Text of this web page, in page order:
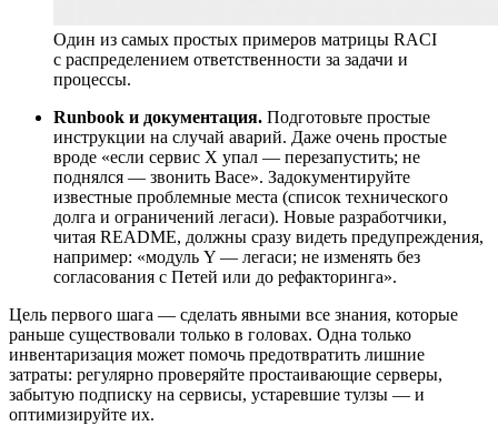
Один из самых простых примеров матрицы RACI
с распределением ответственности за задачи и
процессы.
Runbook и документация. Подготовьте простые
инструкции на случай аварий. Даже очень простые
вроде «если сервис X упал — перезапустить; не
поднялся — звонить Васе». Задокументируйте
известные проблемные места (список технического
долга и ограничений легаси). Новые разработчики,
читая README, должны сразу видеть предупреждения,
например: «модуль Y — легаси; не изменять без
согласования с Петей или до рефакторинга».
Цель первого шага — сделать явными все знания, которые
раньше существовали только в головах. Одна только
инвентаризация может помочь предотвратить лишние
затраты: регулярно проверяйте простаивающие серверы,
забытую подписку на сервисы, устаревшие тулзы — и
оптимизируйте их.